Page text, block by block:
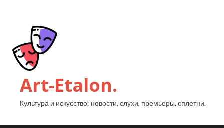
Art-Etalon.
Культура и искусство: новости, слухи, премьеры, сплетни.